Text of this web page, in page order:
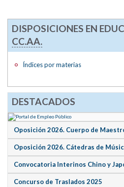
DISPOSICIONES EN
CC.AA.
Índices por materias
DESTACADOS
Oposición 2026. Cuerpo de
Oposición 2026. Cátedras de
Convocatoria Interinos Chino y
Concurso de Traslados 2025